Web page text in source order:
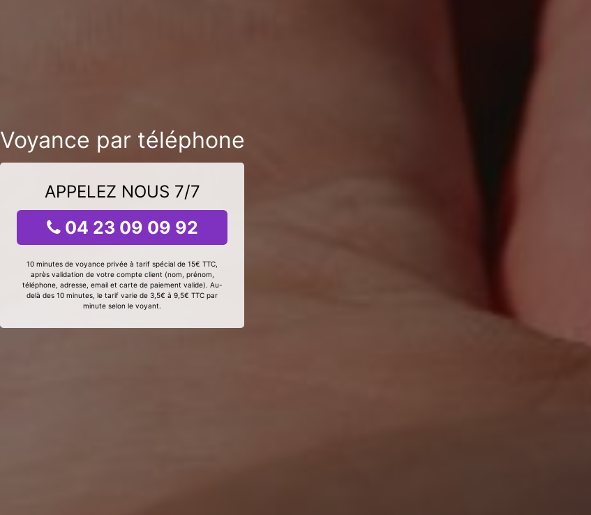
Voyance par téléphone
APPELEZ NOUS 7/7
04 23 09 09 92
10 minutes de voyance privée à tarif spécial de 15€ TTC,
après validation de votre compte client (nom, prénom,
téléphone, adresse, email et carte de paiement valide). Au-
delà des 10 minutes, le tarif varie de 3,5€ à 9,5€ TTC par
minute selon le voyant.